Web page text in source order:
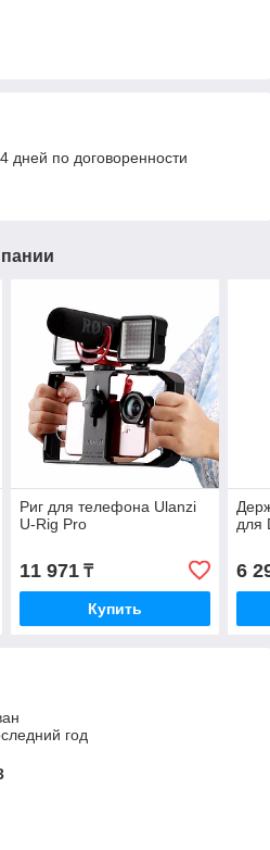
дней по договоренности
Риг для телефона Ulanzi
U-Rig Pro
11 971₸
Купить
для
6
год